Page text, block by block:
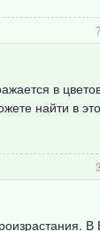
в
найти в